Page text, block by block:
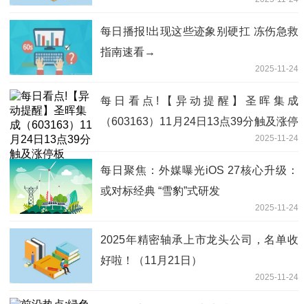
每日播报!出现这些迹象别硬扛 冻伤急救
指南速看→
2025-11-24
每日看点!【异动提醒】圣晖集成
（603163）11月24日13点39分触及涨停
2025-11-24
每日聚焦：外媒曝光iOS 27核心升级：
或对标经典 “雪豹”式研发
2025-11-24
2025年精密轴承上市龙头公司，名单收
好啦！（11月21日）
2025-11-24